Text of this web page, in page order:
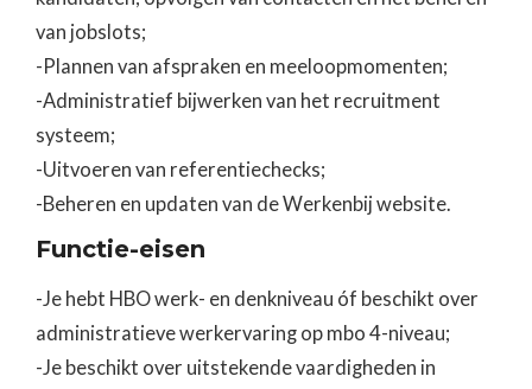
van jobslots;
-Plannen van afspraken en meeloopmomenten;
-Administratief bijwerken van het recruitment
systeem;
-Uitvoeren van referentiechecks;
-Beheren en updaten van de Werkenbij website.
Functie-eisen
-Je hebt HBO werk- en denkniveau óf beschikt over
administratieve werkervaring op mbo 4-niveau;
-Je beschikt over uitstekende vaardigheden in